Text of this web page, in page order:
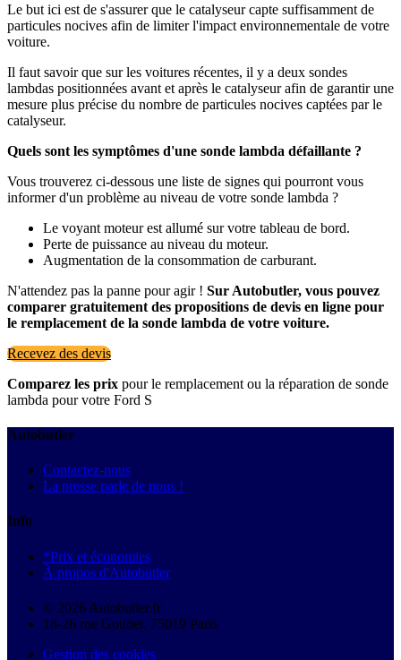
Le but ici est de s'assurer que le catalyseur capte suffisamment de
particules nocives afin de limiter l'impact environnementale de votre
voiture.
Il faut savoir que sur les voitures récentes, il y a deux sondes
lambdas positionnées avant et après le catalyseur afin de garantir une
mesure plus précise du nombre de particules nocives captées par le
catalyseur.
Quels sont les symptômes d'une sonde lambda défaillante ?
Vous trouverez ci-dessous une liste de signes qui pourront vous
informer d'un problème au niveau de votre sonde lambda ?
Le voyant moteur est allumé sur votre tableau de bord.
Perte de puissance au niveau du moteur.
Augmentation de la consommation de carburant.
N'attendez pas la panne pour agir ! Sur Autobutler, vous pouvez
comparer gratuitement des propositions de devis en ligne pour
le remplacement de la sonde lambda de votre voiture.
Recevez des devis
Comparez les prix pour le remplacement ou la réparation de sonde
lambda pour votre Ford S
Autobutler
Contactez-nous
La presse parle de nous !
Info
*Prix et économies
À propos d'Autobutler
© 2026 Autobutler.fr
18-26 rue Goubet, 75019 Paris
Gestion des cookies